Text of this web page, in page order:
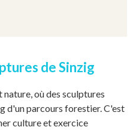
de Sinzig
où des sculptures
d'un parcours forestier. C'est
culture et exercice